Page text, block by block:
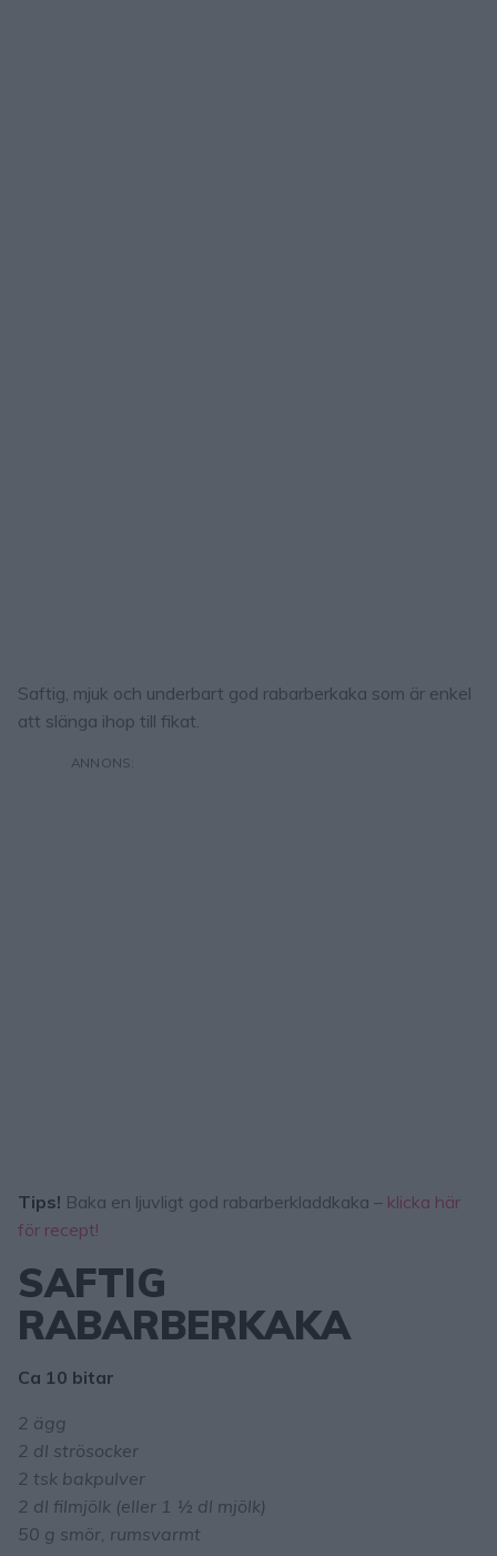
Saftig, mjuk och underbart god rabarberkaka som är enkel
att slänga ihop till fikat.
Tips! Baka en ljuvligt god rabarberkladdkaka – klicka här
för recept!
SAFTIG
RABARBERKAKA
Ca 10 bitar
2 ägg
2 dl strösocker
2 tsk bakpulver
2 dl filmjölk (eller 1 ½ dl mjölk)
50 g smör, rumsvarmt